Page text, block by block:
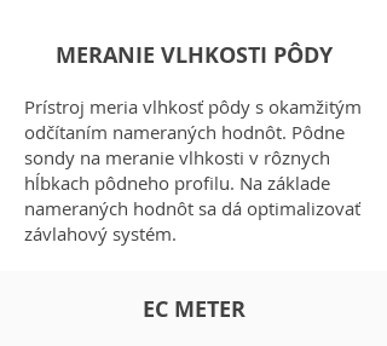
MERANIE VLHKOSTI PÔDY
Prístroj meria vlhkosť pôdy s okamžitým
odčítaním nameraných hodnôt. Pôdne
sondy na meranie vlhkosti v rôznych
hĺbkach pôdneho profilu. Na základe
nameraných hodnôt sa dá optimalizovať
závlahový systém.
EC METER